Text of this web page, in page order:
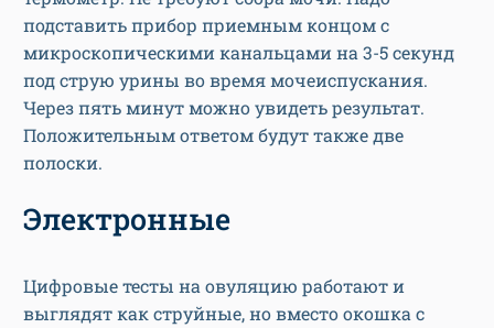
подставить прибор приемным концом с
микроскопическими канальцами на 3-5 секунд
под струю урины во время мочеиспускания.
Через пять минут можно увидеть результат.
Положительным ответом будут также две
полоски.
Электронные
Цифровые тесты на овуляцию работают и
выглядят как струйные, но вместо окошка с